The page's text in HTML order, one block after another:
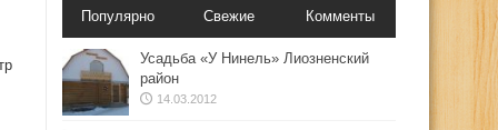
Популярно Свежие Комменты
Усадьба «У Нинель» Лиозненский
район
14.03.2012